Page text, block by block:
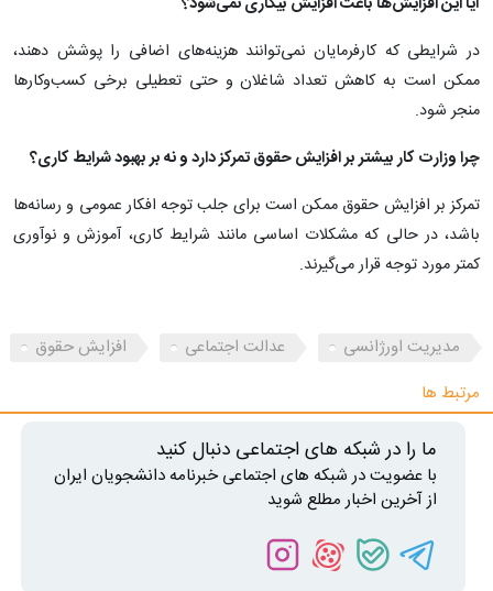
در شرایطی که کارفرمایان نمی‌توانند هزینه‌های اضافی را پوشش دهند،
ممکن است به کاهش تعداد شاغلان و حتی تعطیلی برخی کسب‌وکارها
منجر شود.
چرا وزارت کار بیشتر بر افزایش حقوق تمرکز دارد و نه بر بهبود شرایط کاری؟
تمرکز بر افزایش حقوق ممکن است برای جلب توجه افکار عمومی و رسانه‌ها
باشد، در حالی که مشکلات اساسی مانند شرایط کاری، آموزش و نوآوری
کمتر مورد توجه قرار می‌گیرند.
مدیریت اورژانسی عدالت اجتماعی
افزایش حقوق
مرتبط ها
ما را در شبکه های اجتماعی دنبال کنید
با عضویت در شبکه های اجتماعی خبرنامه دانشجویان ایران
از آخرین اخبار مطلع شوید